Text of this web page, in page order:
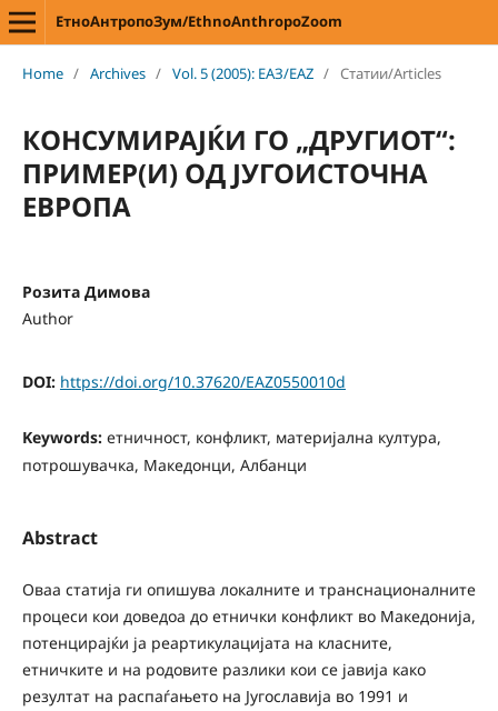
ЕтноАнтропоЗум/EthnoAnthropoZoom
Home / Archives / Vol. 5 (2005): ЕАЗ/EAZ / Статии/Articles
КОНСУМИРАЈЌИ ГО „ДРУГИОТ“:
ПРИМЕР(И) ОД ЈУГОИСТОЧНА
ЕВРОПА
Розита Димова
Author
DOI: https://doi.org/10.37620/EAZ0550010d
Keywords: етничност, конфликт, материјална култура,
потрошувачка, Македонци, Албанци
Abstract
Оваа статија ги опишува локалните и транснационалните
процеси кои доведоа до етнички конфликт во Македонија,
потенцирајќи ја реартикулацијата на класните,
етничките и на родовите разлики кои се јавија како
резултат на распаѓањето на Југославија во 1991 и